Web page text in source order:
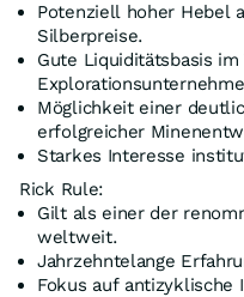
Potenziell hoher Hebel
Silberpreise.
Gute Liquiditätsbasis
Möglichkeit einer
erfolgreicher
Starkes Interesse
Rick Rule:
Gilt als einer der
weltweit.
Jahrzehntelange
Fokus auf antizyklische